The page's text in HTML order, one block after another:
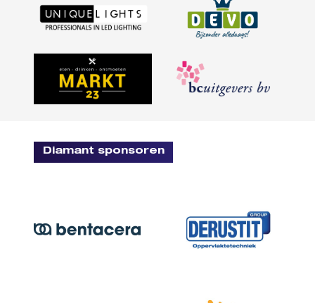
Diamant sponsoren